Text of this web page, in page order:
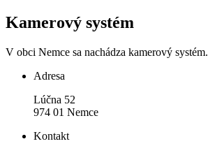
Kamerový systém
V obci Nemce sa nachádza kamerový systém.
Adresa
Lúčna 52
974 01 Nemce
Kontakt